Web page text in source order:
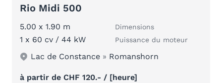
Rio Midi 500
5.00 x 1.90 m Dimensions
1 x 60 cv / 44 kW Puissance du moteur
Lac de Constance » Romanshorn
à partir de CHF 120.- / [heure]